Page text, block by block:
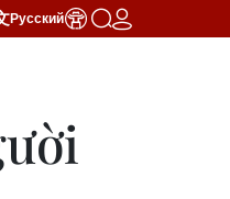
Русский